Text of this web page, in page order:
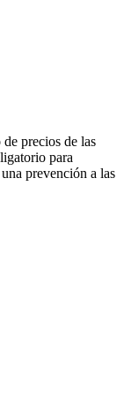
precios de las
para
prevención a las